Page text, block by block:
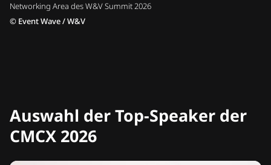
Networking Area des W&V Summit 2026
© Event Wave / W&V
Auswahl der Top-Speaker der
CMCX 2026